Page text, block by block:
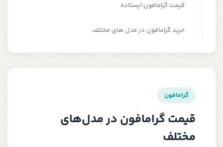
قیمت گرامافون ایستاده
خرید گرامافون در مدل‌ های مختلف
گرامافون
قیمت گرامافون در مدل‌های
مختلف